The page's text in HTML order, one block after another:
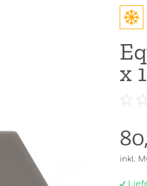
x
inkl.